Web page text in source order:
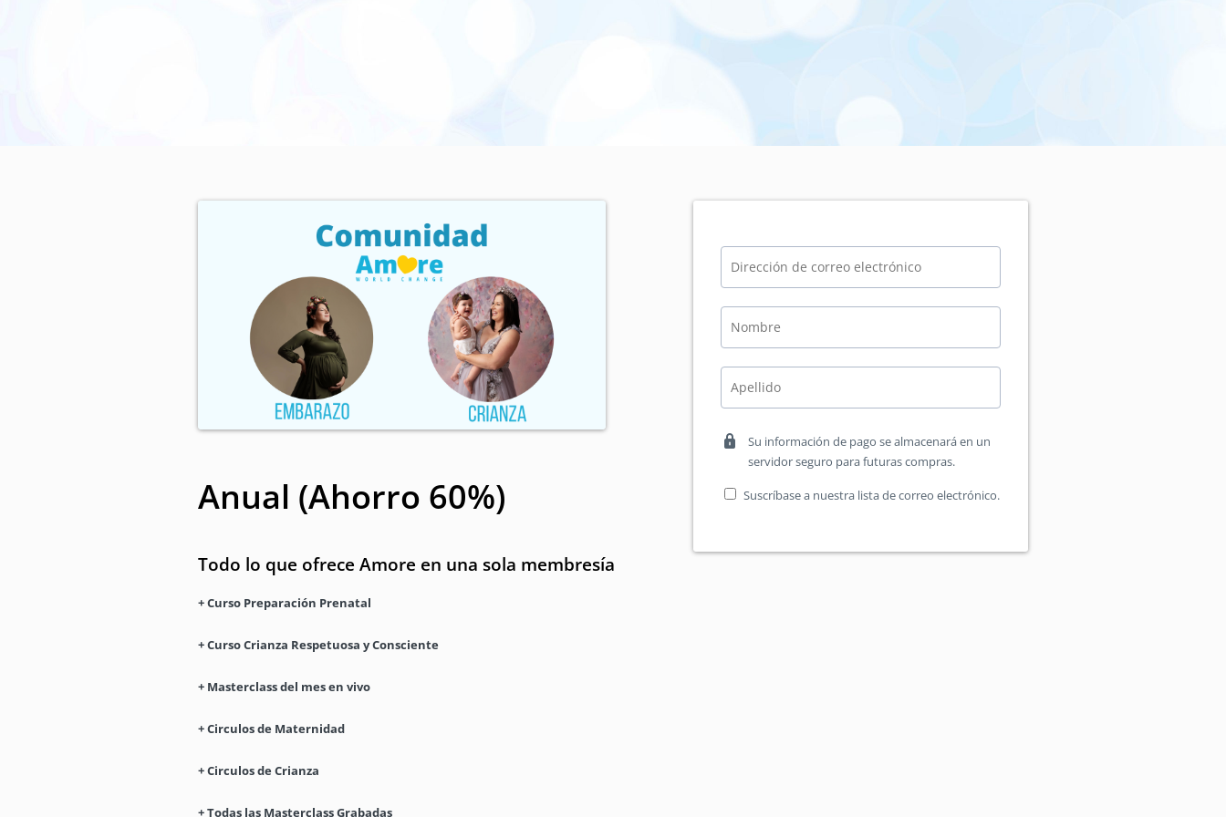
Anual (Ahorro 60%)
Todo lo que ofrece Amore en una sola membresía
+ Curso Preparación Prenatal
+ Curso Crianza Respetuosa y Consciente
+ Masterclass del mes en vivo
+ Circulos de Maternidad
+ Circulos de Crianza
+ Todas las Masterclass Grabadas
Su información de pago se almacenará en un
servidor seguro para futuras compras.
Suscríbase a nuestra lista de correo electrónico.